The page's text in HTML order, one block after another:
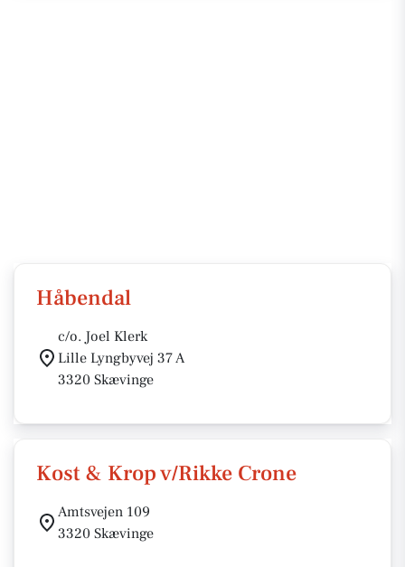
Håbendal
c/o. Joel Klerk
Lille Lyngbyvej 37 A
3320 Skævinge
Kost & Krop v/Rikke Crone
Amtsvejen 109
3320 Skævinge